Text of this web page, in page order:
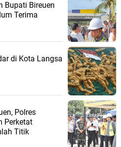
Bupati Bireuen
Terima
di Kota Langsa
Polres
Perketat
Titik